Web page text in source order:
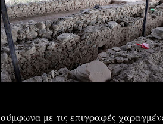
σύμφωνα με τις επιγραφές